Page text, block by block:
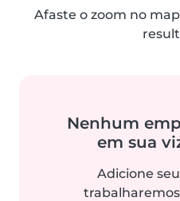
Afaste o zoom no
Nenhum
em sua
Adicione